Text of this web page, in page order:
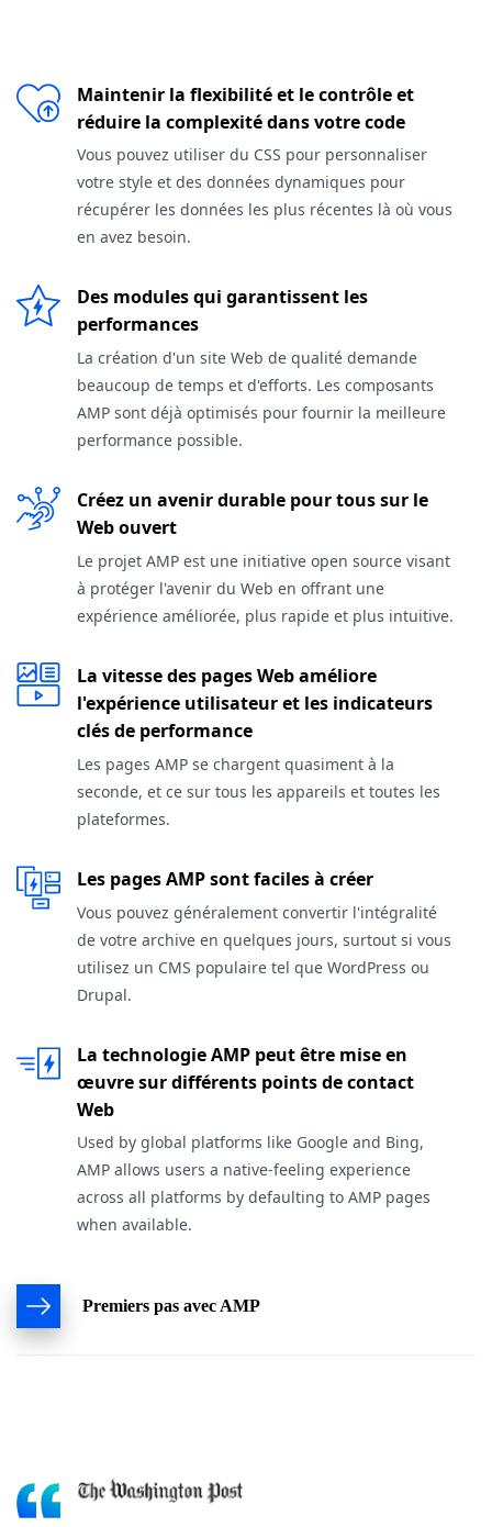
Maintenir la flexibilité et le contrôle et
réduire la complexité dans votre code
Vous pouvez utiliser du CSS pour personnaliser
votre style et des données dynamiques pour
récupérer les données les plus récentes là où vous
en avez besoin.
Des modules qui garantissent les
performances
La création d'un site Web de qualité demande
beaucoup de temps et d'efforts. Les composants
AMP sont déjà optimisés pour fournir la meilleure
performance possible.
Créez un avenir durable pour tous sur le
Web ouvert
Le projet AMP est une initiative open source visant
à protéger l'avenir du Web en offrant une
expérience améliorée, plus rapide et plus intuitive.
La vitesse des pages Web améliore
l'expérience utilisateur et les indicateurs
clés de performance
Les pages AMP se chargent quasiment à la
seconde, et ce sur tous les appareils et toutes les
plateformes.
Les pages AMP sont faciles à créer
Vous pouvez généralement convertir l'intégralité
de votre archive en quelques jours, surtout si vous
utilisez un CMS populaire tel que WordPress ou
Drupal.
La technologie AMP peut être mise en
œuvre sur différents points de contact
Web
Used by global platforms like Google and Bing,
AMP allows users a native-feeling experience
across all platforms by defaulting to AMP pages
when available.
Premiers pas avec AMP